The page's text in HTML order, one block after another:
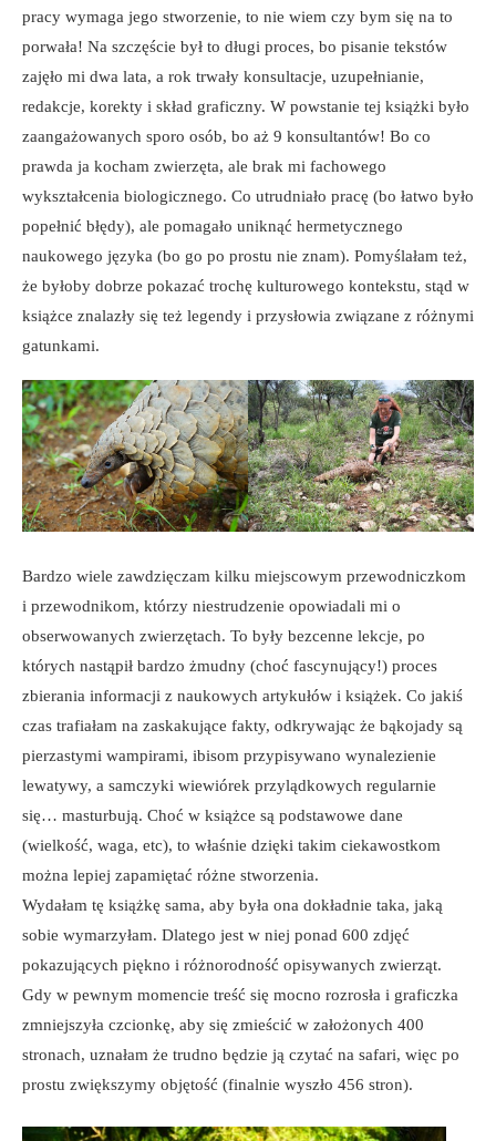
pracy wymaga jego stworzenie, to nie wiem czy bym się na to
porwała! Na szczęście był to długi proces, bo pisanie tekstów
zajęło mi dwa lata, a rok trwały konsultacje, uzupełnianie,
redakcje, korekty i skład graficzny. W powstanie tej książki było
zaangażowanych sporo osób, bo aż 9 konsultantów! Bo co
prawda ja kocham zwierzęta, ale brak mi fachowego
wykształcenia biologicznego. Co utrudniało pracę (bo łatwo było
popełnić błędy), ale pomagało uniknąć hermetycznego
naukowego języka (bo go po prostu nie znam). Pomyślałam też,
że byłoby dobrze pokazać trochę kulturowego kontekstu, stąd w
książce znalazły się też legendy i przysłowia związane z różnymi
gatunkami.
Bardzo wiele zawdzięczam kilku miejscowym przewodniczkom
i przewodnikom, którzy niestrudzenie opowiadali mi o
obserwowanych zwierzętach. To były bezcenne lekcje, po
których nastąpił bardzo żmudny (choć fascynujący!) proces
zbierania informacji z naukowych artykułów i książek. Co jakiś
czas trafiałam na zaskakujące fakty, odkrywając że bąkojady są
pierzastymi wampirami, ibisom przypisywano wynalezienie
lewatywy, a samczyki wiewiórek przylądkowych regularnie
się… masturbują. Choć w książce są podstawowe dane
(wielkość, waga, etc), to właśnie dzięki takim ciekawostkom
można lepiej zapamiętać różne stworzenia.
Wydałam tę książkę sama, aby była ona dokładnie taka, jaką
sobie wymarzyłam. Dlatego jest w niej ponad 600 zdjęć
pokazujących piękno i różnorodność opisywanych zwierząt.
Gdy w pewnym momencie treść się mocno rozrosła i graficzka
zmniejszyła czcionkę, aby się zmieścić w założonych 400
stronach, uznałam że trudno będzie ją czytać na safari, więc po
prostu zwiększymy objętość (finalnie wyszło 456 stron).